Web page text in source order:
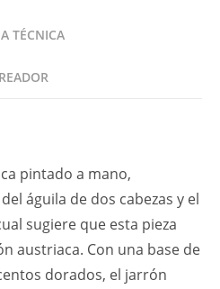
TÉCNICA
pintado a mano,
águila de dos cabezas y el
sugiere que esta pieza
austriaca. Con una base de
dorados, el jarrón